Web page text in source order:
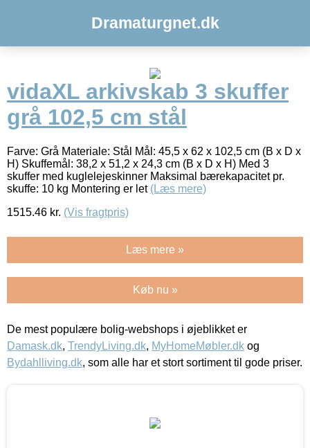
Dramaturgnet.dk
vidaXL arkivskab 3 skuffer
grå 102,5 cm stål
Farve: Grå Materiale: Stål Mål: 45,5 x 62 x 102,5 cm (B x D x
H) Skuffemål: 38,2 x 51,2 x 24,3 cm (B x D x H) Med 3
skuffer med kuglelejeskinner Maksimal bærekapacitet pr.
skuffe: 10 kg Montering er let (Læs mere)
1515.46 kr. (Vis fragtpris)
Læs mere »
Køb nu »
De mest populære bolig-webshops i øjeblikket er
Damask.dk, TrendyLiving.dk, MyHomeMøbler.dk og
Bydahlliving.dk, som alle har et stort sortiment til gode priser.